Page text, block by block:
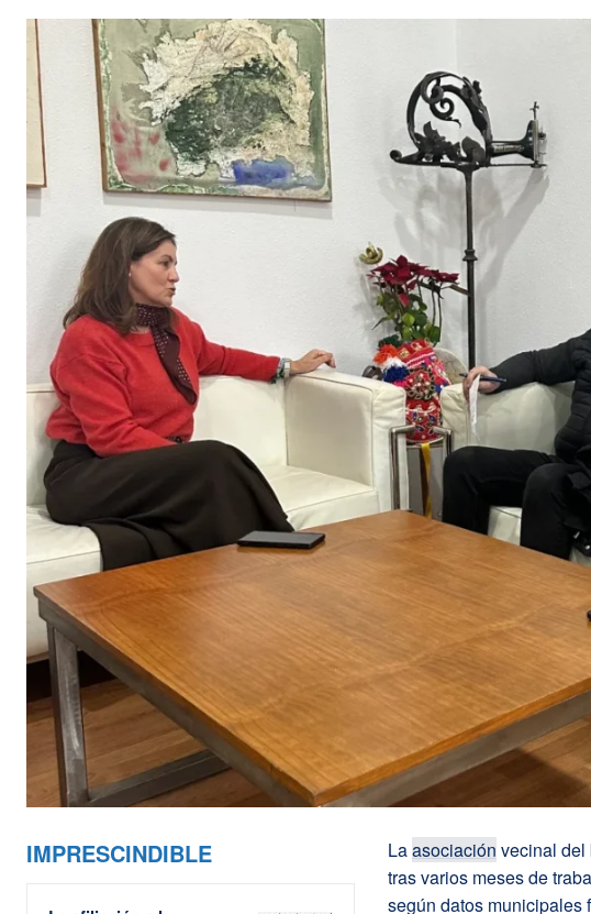
IMPRESCINDIBLE Laasociación vecinal del
tras varios meses de
según datos municipales